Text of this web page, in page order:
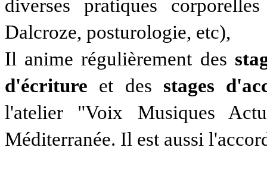
diverses pratiques
Dalcroze, posturologie, etc),
Il anime régulièrement des
d'écriture et des stages
l'atelier "Voix Musiques
Méditerranée. Il est aussi